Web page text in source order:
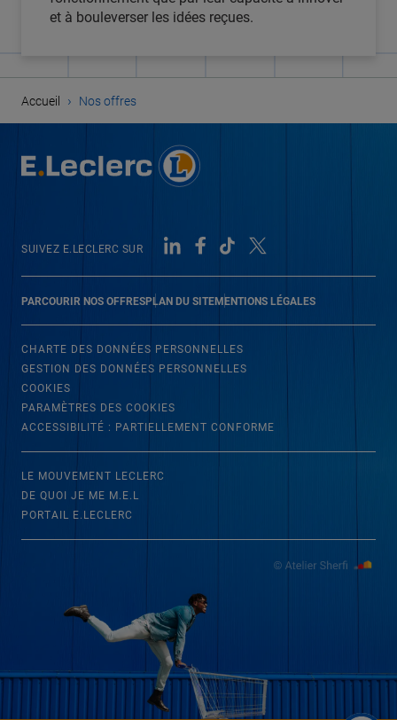
et à bouleverser les idées reçues.
Accueil › Nos offres
PARCOURIR NOS OFFRESPLAN DU SITEMENTIONS LÉGALES
SUIVEZ E.LECLERC SUR
CHARTE DES DONNÉES PERSONNELLES
GESTION DES DONNÉES PERSONNELLES
COOKIES
PARAMÈTRES DES COOKIES
ACCESSIBILITÉ : PARTIELLEMENT CONFORME
LE MOUVEMENT LECLERC
DE QUOI JE ME M.E.L
PORTAIL E.LECLERC